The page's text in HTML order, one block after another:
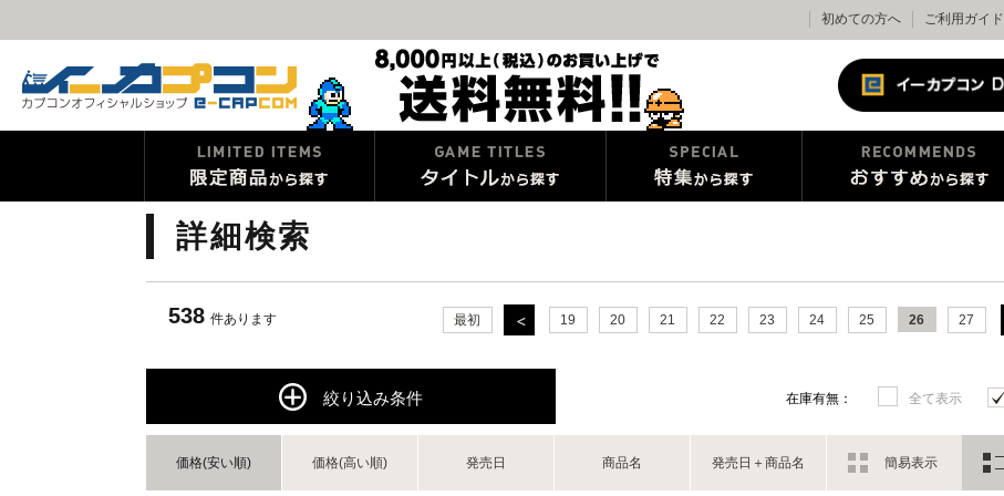
初めての方へ ご利用ガイド
詳細検索
538 件あります 最初 19 20 21 22 23 24 25 26 27
絞り込み条件 在庫有無： 全て表示
価格(安い順) 価格(高い順) 発売日 商品名 発売日＋商品名 簡易表示